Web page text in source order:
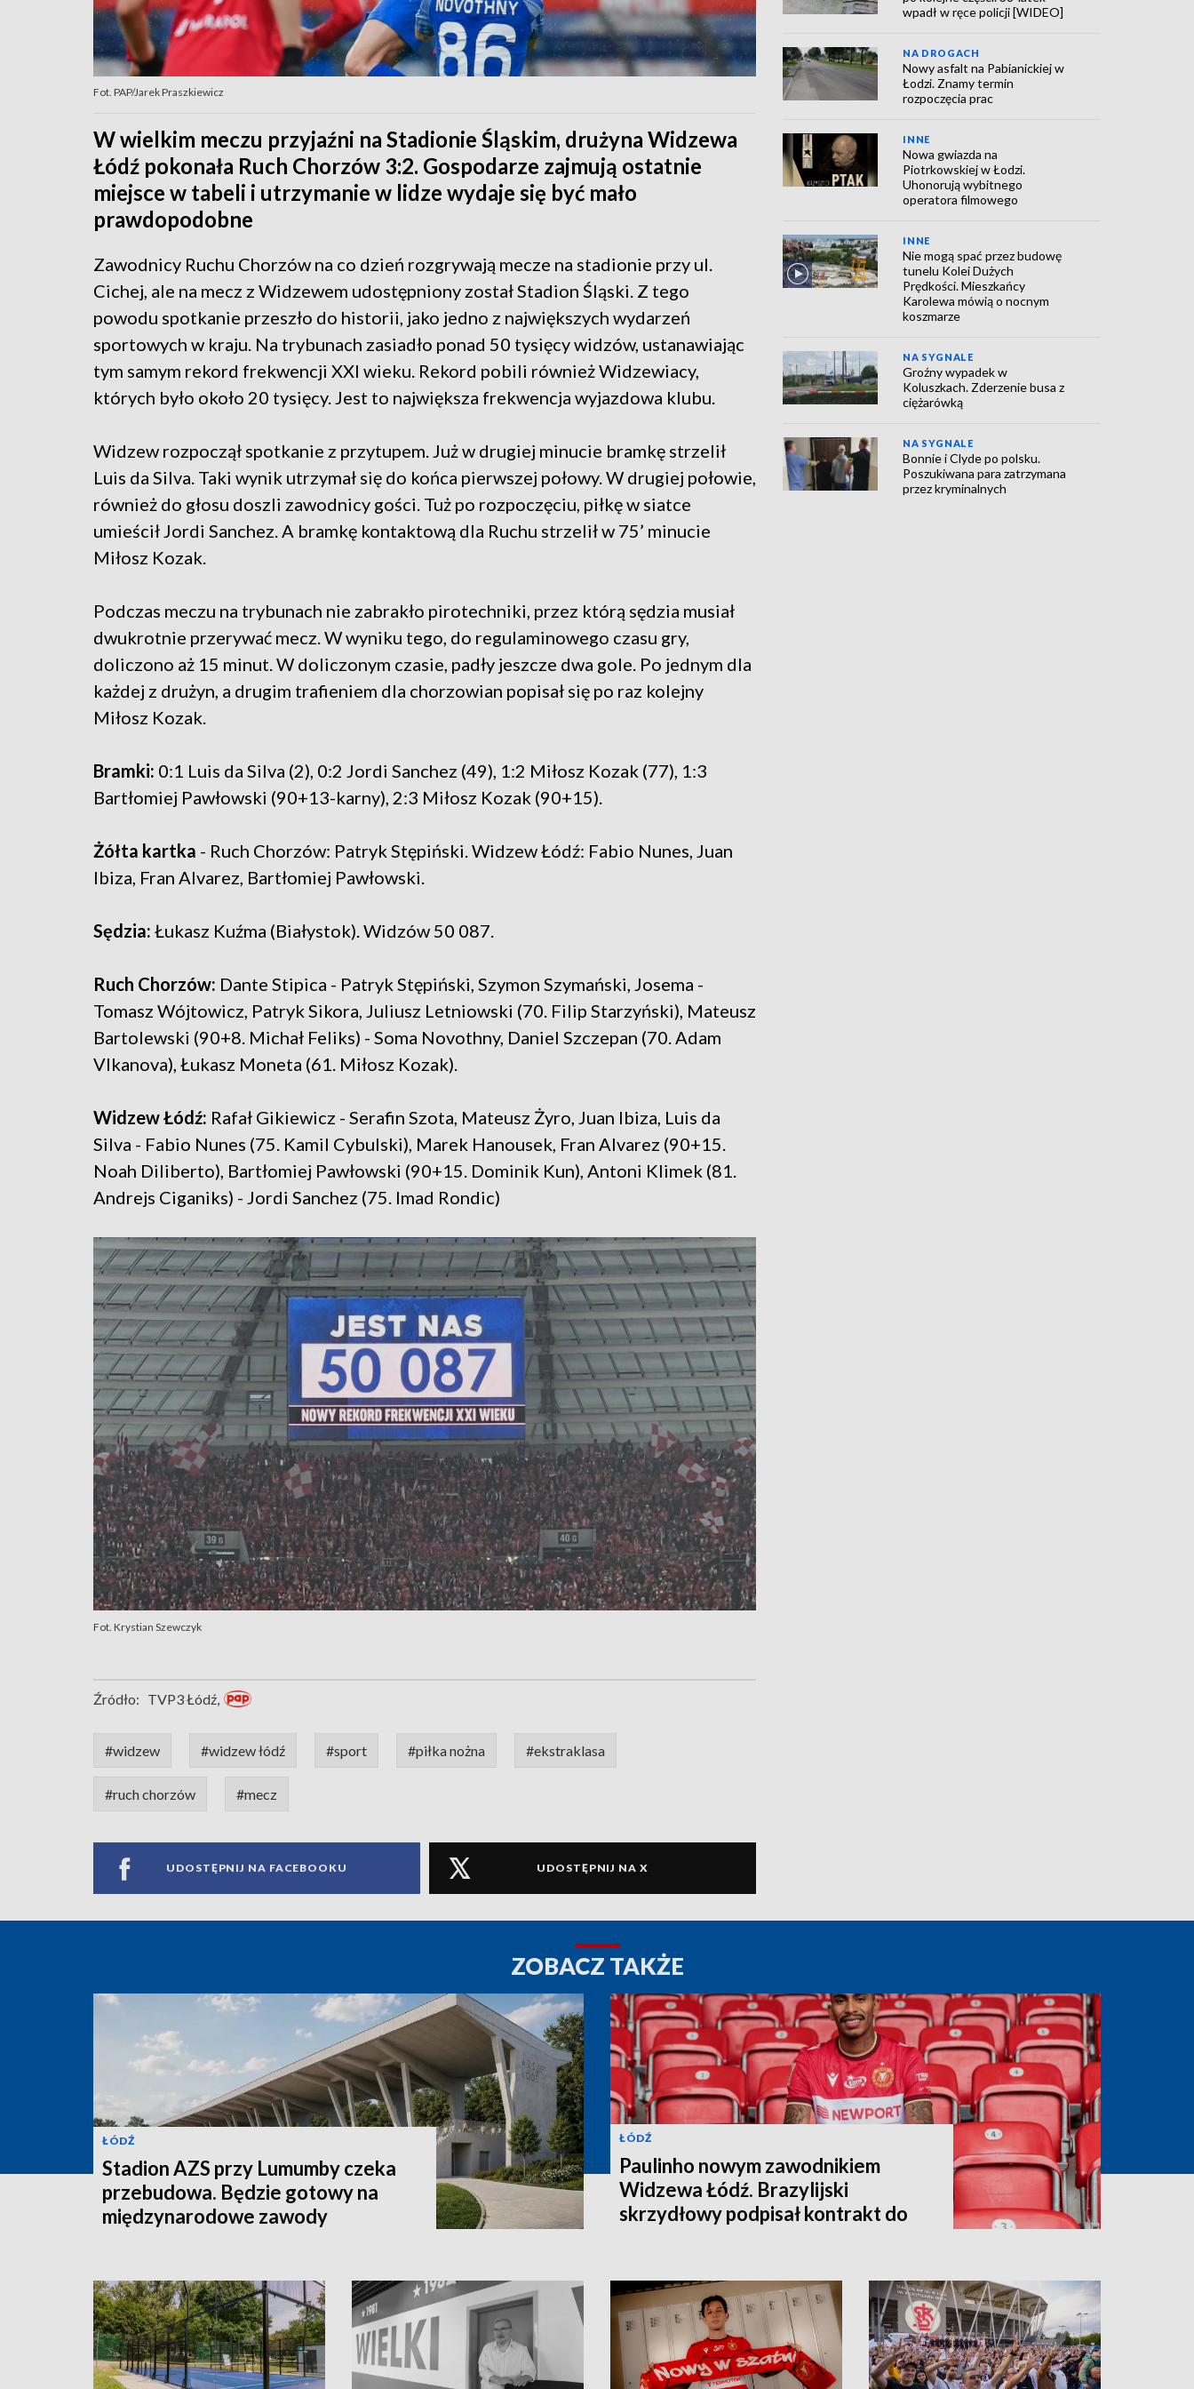
Fot. PAP/Jarek Praszkiewicz
W wielkim meczu przyjaźni na Stadionie Śląskim, drużyna Widzewa
Łódź pokonała Ruch Chorzów 3:2. Gospodarze zajmują ostatnie
miejsce w tabeli i utrzymanie w lidze wydaje się być mało
prawdopodobne
Zawodnicy Ruchu Chorzów na co dzień rozgrywają mecze na stadionie przy ul.
Cichej, ale na mecz z Widzewem udostępniony został Stadion Śląski. Z tego
powodu spotkanie przeszło do historii, jako jedno z największych wydarzeń
sportowych w kraju. Na trybunach zasiadło ponad 50 tysięcy widzów, ustanawiając
tym samym rekord frekwencji XXI wieku. Rekord pobili również Widzewiacy,
których było około 20 tysięcy. Jest to największa frekwencja wyjazdowa klubu.
Widzew rozpoczął spotkanie z przytupem. Już w drugiej minucie bramkę strzelił
Luis da Silva. Taki wynik utrzymał się do końca pierwszej połowy. W drugiej połowie,
również do głosu doszli zawodnicy gości. Tuż po rozpoczęciu, piłkę w siatce
umieścił Jordi Sanchez. A bramkę kontaktową dla Ruchu strzelił w 75’ minucie
Miłosz Kozak.
Podczas meczu na trybunach nie zabrakło pirotechniki, przez którą sędzia musiał
dwukrotnie przerywać mecz. W wyniku tego, do regulaminowego czasu gry,
doliczono aż 15 minut. W doliczonym czasie, padły jeszcze dwa gole. Po jednym dla
każdej z drużyn, a drugim trafieniem dla chorzowian popisał się po raz kolejny
Miłosz Kozak.
Bramki: 0:1 Luis da Silva (2), 0:2 Jordi Sanchez (49), 1:2 Miłosz Kozak (77), 1:3
Bartłomiej Pawłowski (90+13-karny), 2:3 Miłosz Kozak (90+15).
Żółta kartka - Ruch Chorzów: Patryk Stępiński. Widzew Łódź: Fabio Nunes, Juan
Ibiza, Fran Alvarez, Bartłomiej Pawłowski.
Sędzia: Łukasz Kuźma (Białystok). Widzów 50 087.
Ruch Chorzów: Dante Stipica - Patryk Stępiński, Szymon Szymański, Josema -
Tomasz Wójtowicz, Patryk Sikora, Juliusz Letniowski (70. Filip Starzyński), Mateusz
Bartolewski (90+8. Michał Feliks) - Soma Novothny, Daniel Szczepan (70. Adam
Vlkanova), Łukasz Moneta (61. Miłosz Kozak).
Widzew Łódź: Rafał Gikiewicz - Serafin Szota, Mateusz Żyro, Juan Ibiza, Luis da
Silva - Fabio Nunes (75. Kamil Cybulski), Marek Hanousek, Fran Alvarez (90+15.
Noah Diliberto), Bartłomiej Pawłowski (90+15. Dominik Kun), Antoni Klimek (81.
Andrejs Ciganiks) - Jordi Sanchez (75. Imad Rondic)
Fot. Krystian Szewczyk
Źródło: TVP3 Łódź,
#widzew #widzew łódź #sport #piłka nożna #ekstraklasa
#ruch chorzów #mecz
UDOSTĘPNIJ NA FACEBOOKU UDOSTĘPNIJ NA X
wpadł w ręce policji [WIDEO]
NA DROGACH
Nowy asfalt na Pabianickiej w
Łodzi. Znamy termin
rozpoczęcia prac
INNE
Nowa gwiazda na
Piotrkowskiej w Łodzi.
Uhonorują wybitnego
operatora filmowego
INNE
Nie mogą spać przez budowę
tunelu Kolei Dużych
Prędkości. Mieszkańcy
Karolewa mówią o nocnym
koszmarze
NA SYGNALE
Groźny wypadek w
Koluszkach. Zderzenie busa z
ciężarówką
NA SYGNALE
Bonnie i Clyde po polsku.
Poszukiwana para zatrzymana
przez kryminalnych
ZOBACZ TAKŻE
ŁÓDŹ
Stadion AZS przy Lumumby czeka
przebudowa. Będzie gotowy na
międzynarodowe zawody
ŁÓDŹ
Paulinho nowym zawodnikiem
Widzewa Łódź. Brazylijski
skrzydłowy podpisał kontrakt do